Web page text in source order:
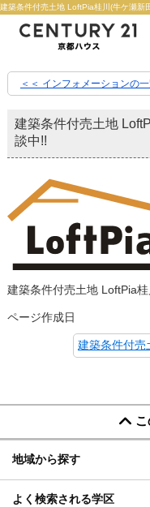
＜＜ インフォメーションの
建築条件付売土地
談中!!
建築条件付売土地 LoftPia
ページ作成日
地域から探す
よく検索される学区